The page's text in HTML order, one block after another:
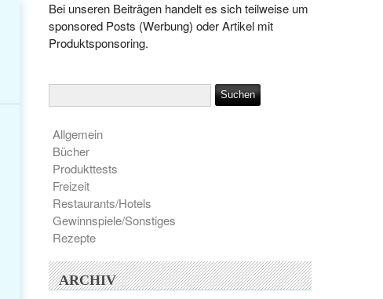
Bei unseren Beiträgen handelt es sich teilweise um
sponsored Posts (Werbung) oder Artikel mit
Produktsponsoring.
Allgemein
Bücher
Produkttests
Freizeit
Restaurants/Hotels
Gewinnspiele/Sonstiges
Rezepte
ARCHIV